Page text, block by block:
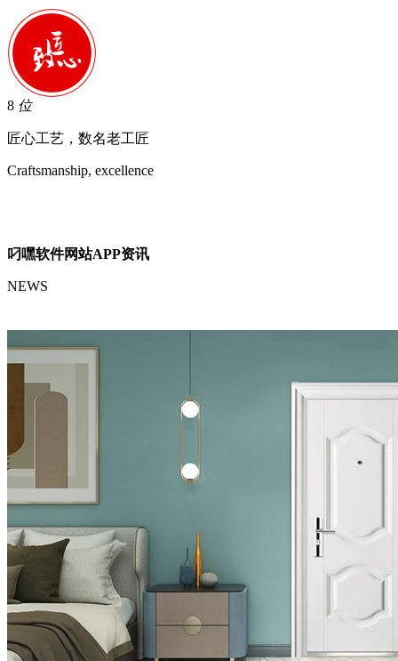
8 位
匠心工艺，数名老工匠
Craftsmanship, excellence
叼嘿软件网站APP资讯
NEWS